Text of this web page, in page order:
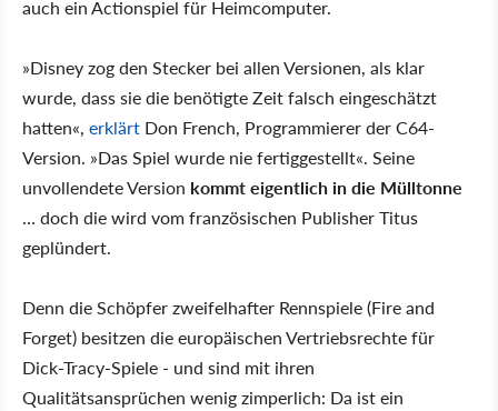
auch ein Actionspiel für Heimcomputer.
»Disney zog den Stecker bei allen Versionen, als klar
wurde, dass sie die benötigte Zeit falsch eingeschätzt
hatten«, erklärt Don French, Programmierer der C64-
Version. »Das Spiel wurde nie fertiggestellt«. Seine
unvollendete Version kommt eigentlich in die Mülltonne
… doch die wird vom französischen Publisher Titus
geplündert.
Denn die Schöpfer zweifelhafter Rennspiele (Fire and
Forget) besitzen die europäischen Vertriebsrechte für
Dick-Tracy-Spiele - und sind mit ihren
Qualitätsansprüchen wenig zimperlich: Da ist ein